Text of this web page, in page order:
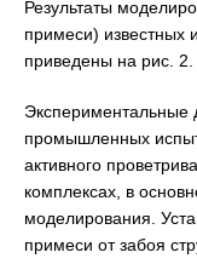
Результаты
примеси) известных
приведены на рис. 2.
Экспериментальные
промышленных
активного
комплексах, в
моделирования.
примеси от забоя